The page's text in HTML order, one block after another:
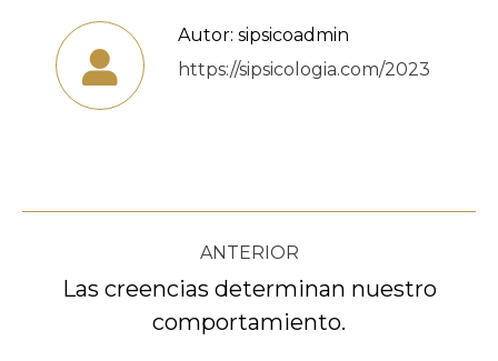
Autor: sipsicoadmin
https://sipsicologia.com/2023
Navegación
entre
publicaciones
ANTERIOR
Publicación
anterior:
Las creencias determinan nuestro
comportamiento.